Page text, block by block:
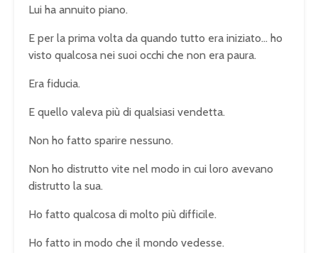
Lui ha annuito piano.
E per la prima volta da quando tutto era iniziato… ho
visto qualcosa nei suoi occhi che non era paura.
Era fiducia.
E quello valeva più di qualsiasi vendetta.
Non ho fatto sparire nessuno.
Non ho distrutto vite nel modo in cui loro avevano
distrutto la sua.
Ho fatto qualcosa di molto più difficile.
Ho fatto in modo che il mondo vedesse.